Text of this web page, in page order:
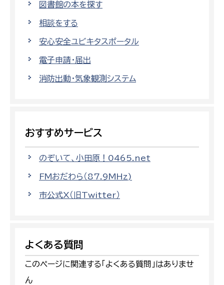
図書館の本を探す
相談をする
安心安全ユビキタスポータル
電子申請・届出
消防出動・気象観測システム
おすすめサービス
のぞいて、小田原！0465.net
FMおだわら（87.9MHz)
市公式X（旧Twitter）
よくある質問
このページに関連する「よくある質問」はありませ
ん